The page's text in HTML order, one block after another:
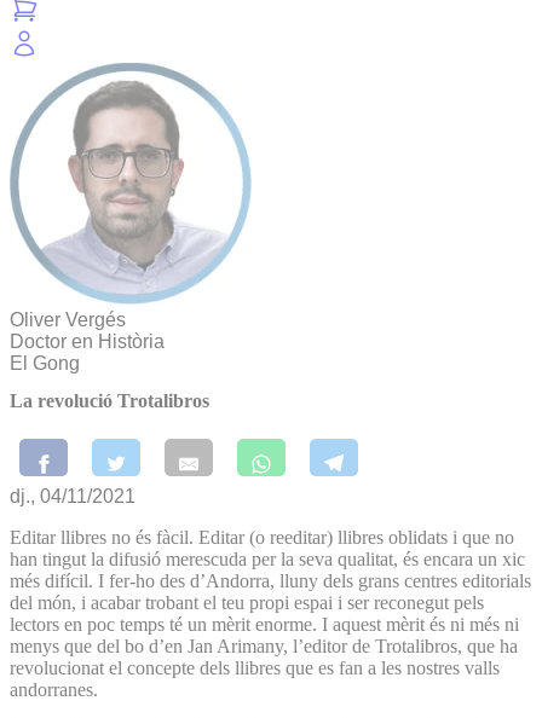
Oliver Vergés
Doctor en Història
El Gong
La revolució Trotalibros
dj., 04/11/2021
Editar llibres no és fàcil. Editar (o reeditar) llibres oblidats i que no
han tingut la difusió merescuda per la seva qualitat, és encara un xic
més difícil. I fer-ho des d’Andorra, lluny dels grans centres editorials
del món, i acabar trobant el teu propi espai i ser reconegut pels
lectors en poc temps té un mèrit enorme. I aquest mèrit és ni més ni
menys que del bo d’en Jan Arimany, l’editor de Trotalibros, que ha
revolucionat el concepte dels llibres que es fan a les nostres valls
andorranes.